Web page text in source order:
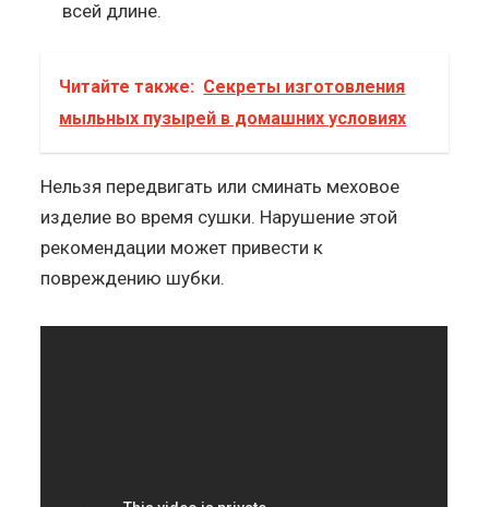
всей длине.
Читайте также: Секреты изготовления
мыльных пузырей в домашних условиях
Нельзя передвигать или сминать меховое
изделие во время сушки. Нарушение этой
рекомендации может привести к
повреждению шубки.